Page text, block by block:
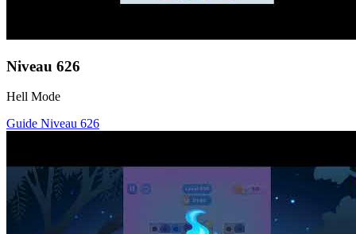
Niveau 626
Hell Mode
Guide Niveau 626